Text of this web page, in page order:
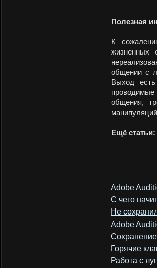
Полезная
К
жизненных
общении с
Выход
проводимые
общения,
Ещё статьи:
Adobe
C чего
Не
Adobe
Горячие
Работа с